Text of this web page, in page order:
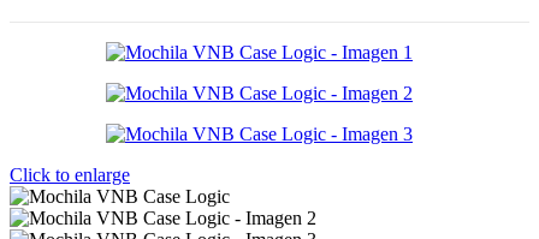
Click to enlarge